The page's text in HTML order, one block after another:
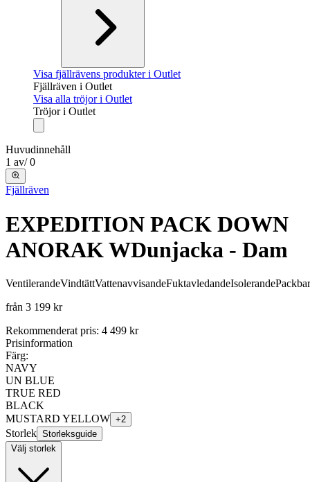
Visa fjällrävens produkter i Outlet
Fjällräven i Outlet
Visa alla tröjor i Outlet
Tröjor i Outlet
Huvudinnehåll
1 av/ 0
Fjällräven
EXPEDITION PACK DOWN
ANORAK WDunjacka - Dam
VentilerandeVindtättVattenavvisandeFuktavledandeIsolerandePackbar
från 3 199 kr
Rekommenderat pris: 4 499 kr
Prisinformation
Färg:
NAVY
UN BLUE
TRUE RED
BLACK
MUSTARD YELLOW +2
Storlek Storleksguide
Välj storlek